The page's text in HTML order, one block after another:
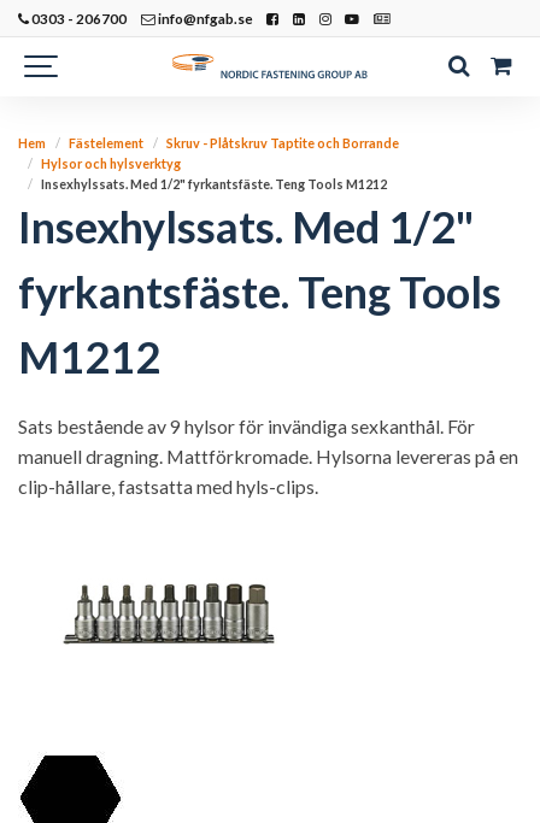
0303 - 206700 info@nfgab.se
Hem Fästelement
Skruv - Plåtskruv Taptite och Borrande
Hylsor och hylsverktyg
Insexhylssats. Med 1/2" fyrkantsfäste. Teng Tools M1212
Insexhylssats. Med 1/2"
fyrkantsfäste. Teng Tools
M1212
Sats bestående av 9 hylsor för invändiga sexkanthål. För
manuell dragning. Mattförkromade. Hylsorna levereras på en
clip-hållare, fastsatta med hyls-clips.